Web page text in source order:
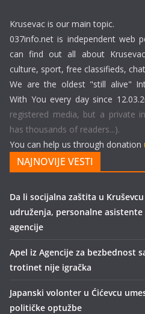
Krusevac is our main topic.
037info.net is independent web
can find out all about
culture, sport, free classifieds,
We are the oldest "still alive"
With You every day since
registered media, but a private
has thousands of readers...).
You can help us through donation
NAJNOVIJE VESTI
Da li socijalna zaštita u
udruženja, personalne
agencije
Apel iz Agencije za bezbednost
trotinet nije igračka
Japanski volonter u Ćićevcu
političke optužbe